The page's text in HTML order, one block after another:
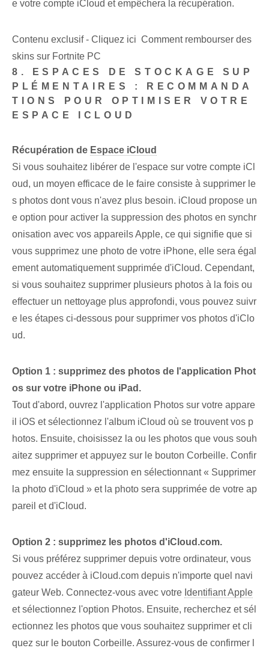
e votre compte iCloud et empêchera la récupération.
Contenu exclusif - Cliquez ici Comment rembourser des
skins sur Fortnite PC
8. ESPACES DE STOCKAGE SUP
PLÉMENTAIRES : RECOMMANDA
TIONS POUR OPTIMISER VOTRE
ESPACE ICLOUD
Récupération de Espace iCloud
Si vous souhaitez libérer de l'espace sur votre compte iCl
oud, un moyen efficace de le faire consiste à supprimer le
s photos dont vous n'avez plus besoin. iCloud propose un
e option pour activer la suppression des photos en synchr
onisation avec vos appareils Apple, ce qui signifie que si
vous supprimez une photo de votre iPhone, elle sera égal
ement automatiquement supprimée d'iCloud. Cependant,
si vous souhaitez supprimer plusieurs photos à la fois ou
effectuer un nettoyage plus approfondi, vous pouvez suivr
e les étapes ci-dessous pour supprimer vos photos d'iClo
ud.
Option 1 : supprimez des photos de l'application Phot
os sur votre iPhone ou iPad.
Tout d'abord, ouvrez l'application Photos sur votre appare
il iOS et sélectionnez l'album iCloud où se trouvent vos p
hotos. Ensuite, choisissez la ou les photos que vous souh
aitez supprimer et appuyez sur le bouton Corbeille. Confir
mez ensuite la suppression en sélectionnant « Supprimer
la photo d'iCloud » et la photo sera supprimée de votre ap
pareil et d'iCloud.
Option 2 : supprimez les photos d'iCloud.com.
Si vous préférez supprimer depuis votre ordinateur, vous
pouvez accéder à iCloud.com depuis n'importe quel navi
gateur Web. Connectez-vous avec votre Identifiant Apple
et sélectionnez l'option Photos. Ensuite, recherchez et sél
ectionnez les photos que vous souhaitez supprimer et cli
quez sur le bouton Corbeille. Assurez-vous de confirmer l